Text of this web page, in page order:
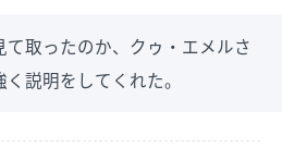
取ったのか、クゥ・エメルさ
説明をしてくれた。